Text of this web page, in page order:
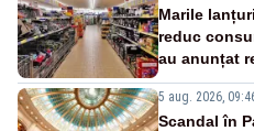
Marile
reduc
au anunțat
5 aug. 2026,
Scandal în